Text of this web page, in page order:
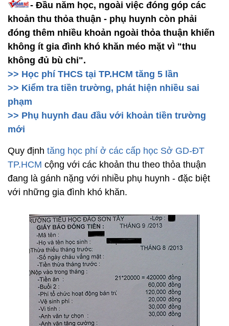
- Đầu năm học, ngoài việc đóng góp các
khoản thu thỏa thuận - phụ huynh còn phải
đóng thêm nhiều khoản ngoài thỏa thuận khiến
không ít gia đình khó khăn méo mặt vì "thu
không đủ bù chi".
>> Học phí THCS tại TP.HCM tăng 5 lần
>> Kiểm tra tiền trường, phát hiện nhiều sai
phạm
>> Phụ huynh đau đầu với khoản tiền trường
mới
Quy định tăng học phí ở các cấp học Sở GD-ĐT
TP.HCM cộng với các khoản thu theo thỏa thuận
đang là gánh nặng với nhiều phụ huynh - đặc biệt
với những gia đình khó khăn.